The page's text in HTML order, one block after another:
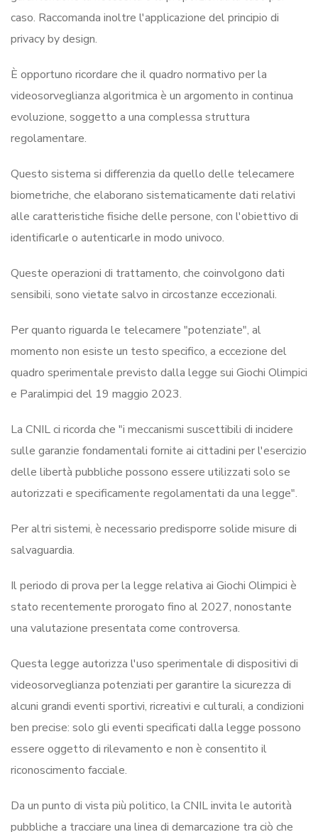
caso. Raccomanda inoltre l'applicazione del principio di
privacy by design.
È opportuno ricordare che il quadro normativo per la
videosorveglianza algoritmica è un argomento in continua
evoluzione, soggetto a una complessa struttura
regolamentare.
Questo sistema si differenzia da quello delle telecamere
biometriche, che elaborano sistematicamente dati relativi
alle caratteristiche fisiche delle persone, con l'obiettivo di
identificarle o autenticarle in modo univoco.
Queste operazioni di trattamento, che coinvolgono dati
sensibili, sono vietate salvo in circostanze eccezionali.
Per quanto riguarda le telecamere "potenziate", al
momento non esiste un testo specifico, a eccezione del
quadro sperimentale previsto dalla legge sui Giochi Olimpici
e Paralimpici del 19 maggio 2023.
La CNIL ci ricorda che "i meccanismi suscettibili di incidere
sulle garanzie fondamentali fornite ai cittadini per l'esercizio
delle libertà pubbliche possono essere utilizzati solo se
autorizzati e specificamente regolamentati da una legge".
Per altri sistemi, è necessario predisporre solide misure di
salvaguardia.
Il periodo di prova per la legge relativa ai Giochi Olimpici è
stato recentemente prorogato fino al 2027, nonostante
una valutazione presentata come controversa.
Questa legge autorizza l'uso sperimentale di dispositivi di
videosorveglianza potenziati per garantire la sicurezza di
alcuni grandi eventi sportivi, ricreativi e culturali, a condizioni
ben precise: solo gli eventi specificati dalla legge possono
essere oggetto di rilevamento e non è consentito il
riconoscimento facciale.
Da un punto di vista più politico, la CNIL invita le autorità
pubbliche a tracciare una linea di demarcazione tra ciò che